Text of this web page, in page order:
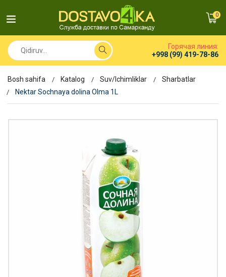
0
Горячая линия:
+998 (99) 419-78-86
Bosh sahifa Katalog Suv/Ichimliklar
Sharbatlar
Nektar Sochnaya dolina Olma 1L